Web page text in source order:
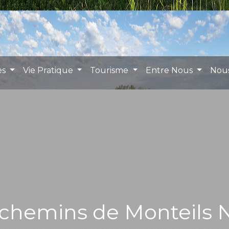
Vie Pratique Tourisme Entre Nous
de Monteils